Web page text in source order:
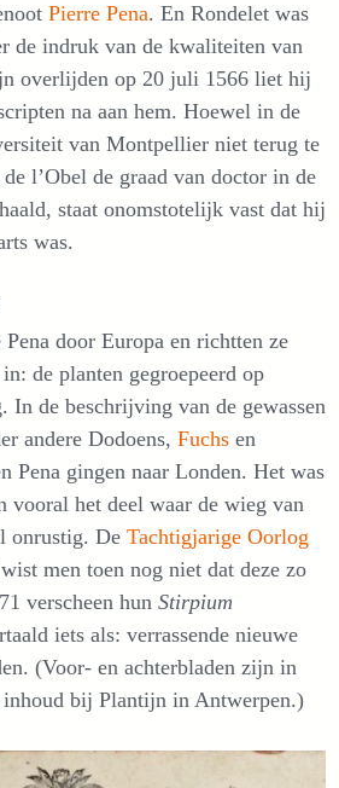
Pierre Pena. En Rondelet was
de indruk van de kwaliteiten van
overlijden op 20 juli 1566 liet hij
na aan hem. Hoewel in de
van Montpellier niet terug te
l’Obel de graad van doctor in de
staat onomstotelijk vast dat hij
was.
door Europa en richtten ze
de planten gegroepeerd op
de beschrijving van de gewassen
andere Dodoens, Fuchs en
Pena gingen naar Londen. Het was
vooral het deel waar de wieg van
onrustig. De Tachtigjarige Oorlog
men toen nog niet dat deze zo
verscheen hun Stirpium
iets als: verrassende nieuwe
(Voor- en achterbladen zijn in
inhoud bij Plantijn in Antwerpen.)